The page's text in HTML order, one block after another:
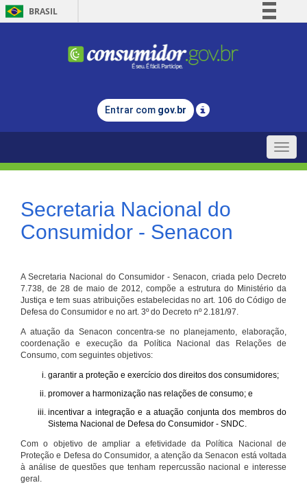
BRASIL
Comunica BR
Legislação
Entrar com gov.br
Toggle
Secretaria Nacional do
Consumidor - Senacon
A Secretaria Nacional do Consumidor - Senacon, criada pelo Decreto
7.738, de 28 de maio de 2012, compõe a estrutura do Ministério da
Justiça e tem suas atribuições estabelecidas no art. 106 do Código de
Defesa do Consumidor e no art. 3º do Decreto nº 2.181/97.
A atuação da Senacon concentra-se no planejamento, elaboração,
coordenação e execução da Política Nacional das Relações de
Consumo, com seguintes objetivos:
garantir a proteção e exercício dos direitos dos consumidores;
promover a harmonização nas relações de consumo; e
incentivar a integração e a atuação conjunta dos membros do
Sistema Nacional de Defesa do Consumidor - SNDC.
Com o objetivo de ampliar a efetividade da Política Nacional de
Proteção e Defesa do Consumidor, a atenção da Senacon está voltada
à análise de questões que tenham repercussão nacional e interesse
geral.